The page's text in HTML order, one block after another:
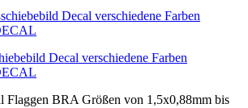
Decal verschiedene Farben
Flaggen BRA Größen von 1,5x0,88mm bis